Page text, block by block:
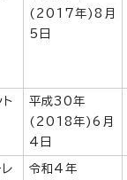
(2017年)8月
5日
平成30年
(2018年)6月
4日
令和4年